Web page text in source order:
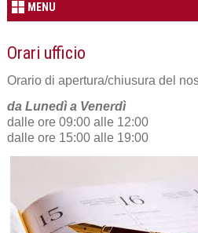
MENU
Orari ufficio
Orario di apertura/chiusura del
da Lunedì a Venerdì
dalle ore 09:00 alle 12:00
dalle ore 15:00 alle 19:00